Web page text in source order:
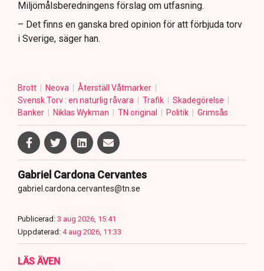
Miljömålsberedningens förslag om utfasning.
– Det finns en ganska bred opinion för att förbjuda torv
i Sverige, säger han.
Brott Neova
Återställ Våtmarker
Svensk Torv : en naturlig råvara
Trafik
Skadegörelse
Banker
Niklas Wykman TN original Politik Grimsås
Gabriel Cardona Cervantes
gabriel.cardona.cervantes@tn.se
Publicerad: 3 aug 2026, 15:41
Uppdaterad: 4 aug 2026, 11:33
LÄS ÄVEN